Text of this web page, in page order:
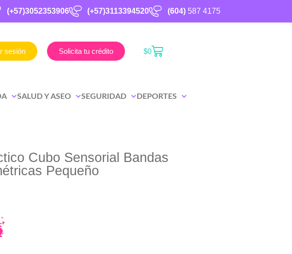
(+57)3052353906 (+57)3113394520 (604)587 4175
sesión Solicita tu crédito $0
SALUD Y ASEO SEGURIDAD DEPORTES
Cubo Sensorial Bandas
Pequeño